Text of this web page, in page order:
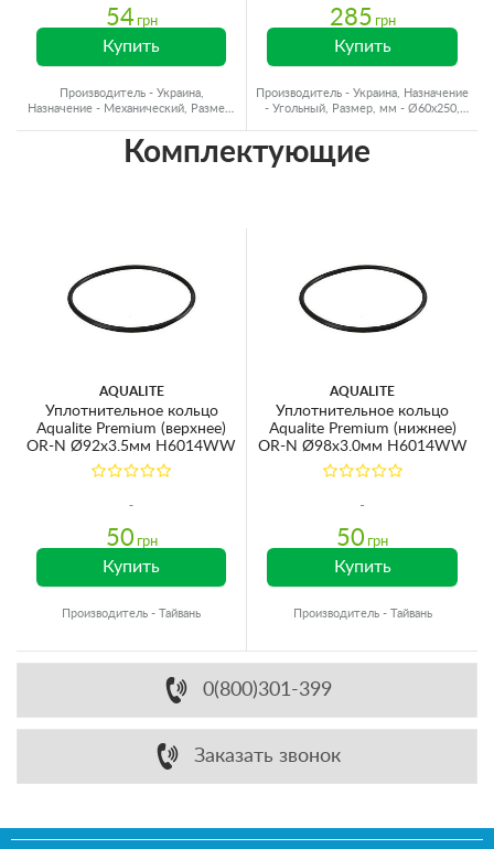
54 грн
Купить
Производитель - Украина,
Назначение - Механический, Размер,
285 грн
Купить
Производитель - Украина, Назначение
- Угольный, Размер, мм - Ø60x250,
Комплектующие
AQUALITE
Уплотнительное кольцо
Aqualite Premium (верхнее)
OR-N Ø92х3.5мм H6014WW
50 грн
Купить
Производитель - Тайвань
AQUALITE
Уплотнительное кольцо
Aqualite Premium (нижнее)
OR-N Ø98х3.0мм H6014WW
50 грн
Купить
Производитель - Тайвань
0(800)301-399
Заказать звонок